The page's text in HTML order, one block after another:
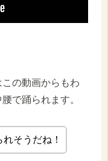
の動画からもわ
で踊られます。
そうだね！